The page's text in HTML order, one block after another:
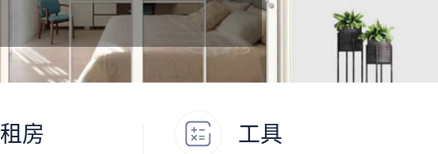
租房 工具